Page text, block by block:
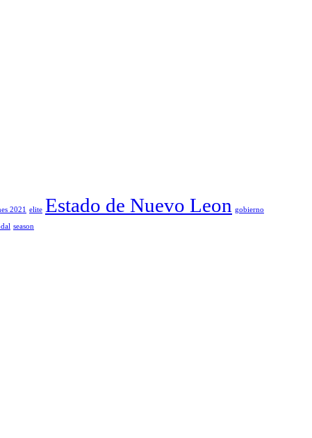
2021 elite Estado de Nuevo Leon gobierno
season